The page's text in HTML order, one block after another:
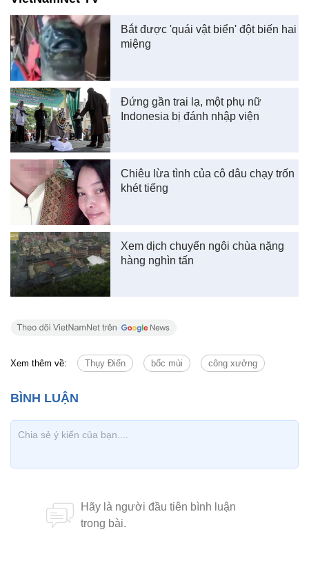
Bắt được 'quái vật biển' đột biến hai
miệng
Đứng gần trai lạ, một phụ nữ
Indonesia bị đánh nhập viện
Chiêu lừa tình của cô dâu chạy trốn
khét tiếng
Xem dịch chuyển ngôi chùa nặng
hàng nghìn tấn
Xem thêm về: Thụy Điển bốc mùi công xưởng